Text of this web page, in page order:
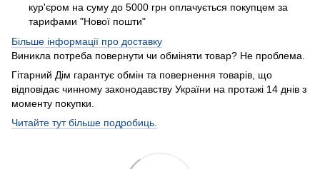
кур'єром на суму до 5000 грн оплачується покупцем за
тарифами "Нової пошти"
Більше інформації про доставку
Виникла потреба повернути чи обміняти товар? Не проблема.
Гітарний Дім гарантує обмін та повернення товарів, що
відповідає чинному законодавству України на протажі 14 днів з
моменту покупки.
Читайте тут більше подробиць.